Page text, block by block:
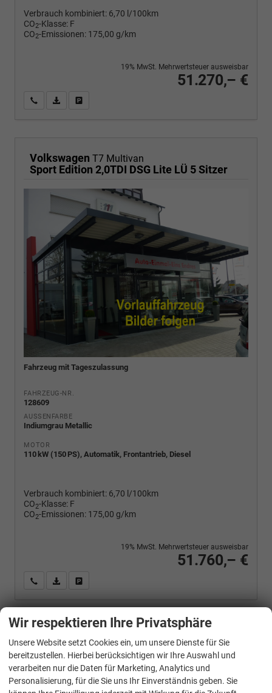
Verbrauch kombiniert: 6,70 l/100km
CO2-Klasse: F
CO2-Emissionen: 175,00 g/km
51.270,– €
19% MwSt. Mehrwertsteuer ausweisbar
Wir rufen Sie anPDF-Fahrzeugexposé drucken
Volkswagen T7 Multivan
Sport Edition 2,0TDI DSG Lite LÜ 5 Sitzer
Fahrzeug mit Tageszulassung
FAHRZEUG-NR.
128609
AUSSENFARBE
Indiumgrau Metallic
MOTOR
110 kW (150 PS), Automatik, Frontantrieb, Diesel
Verbrauch kombiniert: 6,70 l/100km
CO2-Klasse: F
CO2-Emissionen: 175,00 g/km
51.760,– €
19% MwSt. Mehrwertsteuer ausweisbar
Wir rufen Sie anPDF-Fahrzeugexposé drucken
Volkswagen T7 Multivan
Sport Edition 2,0TDI DSG Lite LÜ 7 Sitzer
Wir respektieren Ihre Privatsphäre
Unsere Website setzt Cookies ein, um unsere Dienste für Sie
bereitzustellen. Hierbei berücksichtigen wir Ihre Auswahl und
verarbeiten nur die Daten für Marketing, Analytics und
Personalisierung, für die Sie uns Ihr Einverständnis geben. Sie